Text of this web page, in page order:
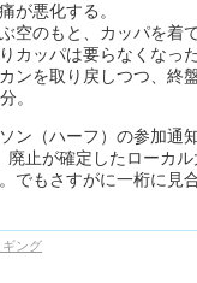
が悪化する。
空のもと、カッパを着
カッパは要らなくなっ
ンを取り戻しつつ、終
。
ン（ハーフ）の参加通
廃止が確定したローカ
でもさすがに一桁に見
ギング